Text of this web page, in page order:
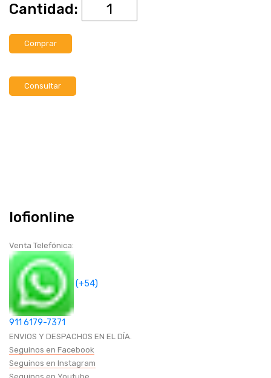
HASTA 75 PULGADAS
OTROS
SEGURIDAD Y PROTECCION
HOGAR (COCINA-BAÑOS-OTROS)
BAZAR
CANDADOS
RUEDAS
Cantidad:
Comprar
Consultar
Iofionline
Venta Telefónica:
(+54)
911 6179-7371
ENVIOS Y DESPACHOS EN EL DÍA.
Seguinos en Facebook
Seguinos en Instagram